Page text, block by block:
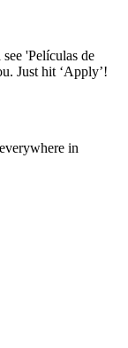
'Películas de
Just hit ‘Apply’!
in